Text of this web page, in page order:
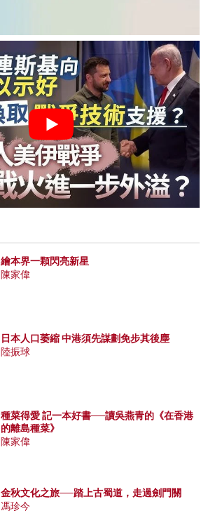
繪本界一顆閃亮新星
陳家偉
日本人口萎縮 中港須先謀劃免步其後塵
陸振球
種菜得愛 記一本好書──讀吳燕青的《在香港
的離島種菜》
陳家偉
金秋文化之旅──踏上古蜀道，走過劍門關
馮珍今